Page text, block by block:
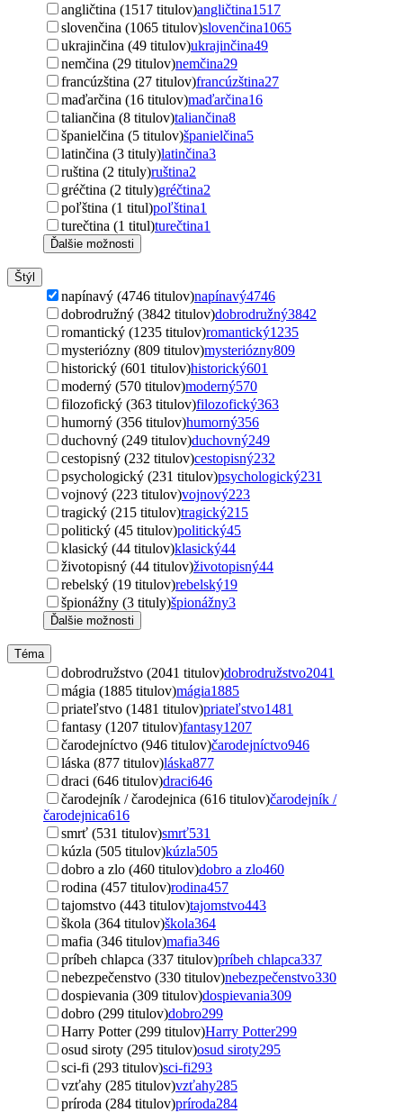
angličtina (1517 titulov)angličtina1517
slovenčina (1065 titulov)slovenčina1065
ukrajinčina (49 titulov)ukrajinčina49
nemčina (29 titulov)nemčina29
francúzština (27 titulov)francúzština27
maďarčina (16 titulov)maďarčina16
taliančina (8 titulov)taliančina8
španielčina (5 titulov)španielčina5
latinčina (3 tituly)latinčina3
ruština (2 tituly)ruština2
gréčtina (2 tituly)gréčtina2
poľština (1 titul)poľština1
turečtina (1 titul)turečtina1
Ďalšie možnosti
Štýl
napínavý (4746 titulov)napínavý4746
dobrodružný (3842 titulov)dobrodružný3842
romantický (1235 titulov)romantický1235
mysteriózny (809 titulov)mysteriózny809
historický (601 titulov)historický601
moderný (570 titulov)moderný570
filozofický (363 titulov)filozofický363
humorný (356 titulov)humorný356
duchovný (249 titulov)duchovný249
cestopisný (232 titulov)cestopisný232
psychologický (231 titulov)psychologický231
vojnový (223 titulov)vojnový223
tragický (215 titulov)tragický215
politický (45 titulov)politický45
klasický (44 titulov)klasický44
životopisný (44 titulov)životopisný44
rebelský (19 titulov)rebelský19
špionážny (3 tituly)špionážny3
Ďalšie možnosti
Téma
dobrodružstvo (2041 titulov)dobrodružstvo2041
mágia (1885 titulov)mágia1885
priateľstvo (1481 titulov)priateľstvo1481
fantasy (1207 titulov)fantasy1207
čarodejníctvo (946 titulov)čarodejníctvo946
láska (877 titulov)láska877
draci (646 titulov)draci646
čarodejník / čarodejnica (616 titulov)čarodejník /
čarodejnica616
smrť (531 titulov)smrť531
kúzla (505 titulov)kúzla505
dobro a zlo (460 titulov)dobro a zlo460
rodina (457 titulov)rodina457
tajomstvo (443 titulov)tajomstvo443
škola (364 titulov)škola364
mafia (346 titulov)mafia346
príbeh chlapca (337 titulov)príbeh chlapca337
nebezpečenstvo (330 titulov)nebezpečenstvo330
dospievania (309 titulov)dospievania309
dobro (299 titulov)dobro299
Harry Potter (299 titulov)Harry Potter299
osud siroty (295 titulov)osud siroty295
sci-fi (293 titulov)sci-fi293
vzťahy (285 titulov)vzťahy285
príroda (284 titulov)príroda284